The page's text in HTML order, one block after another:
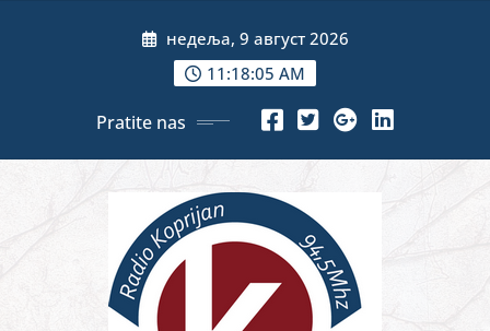
недеља, 9 август 2026
11:18:07 AM
Pratite nas